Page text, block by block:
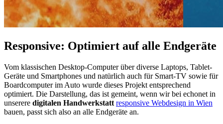
Responsive: Optimiert auf alle Endgeräte
Vom klassischen Desktop-Computer über diverse Laptops, Tablet-
Geräte und Smartphones und natürlich auch für Smart-TV sowie für
Boardcomputer im Auto wurde dieses Projekt entsprechend
optimiert. Die Darstellung, das ist gemeint, wenn wir bei echonet in
unserere digitalen Handwerkstatt responsive Webdesign in Wien
bauen, passt sich also an alle Endgeräte an.